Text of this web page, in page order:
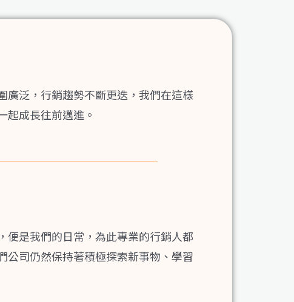
廣泛，行銷趨勢不斷更迭，我們在這樣
起成長往前邁進。
便是我們的日常，為此專業的行銷人都
公司仍然保持著積極探索新事物、學習